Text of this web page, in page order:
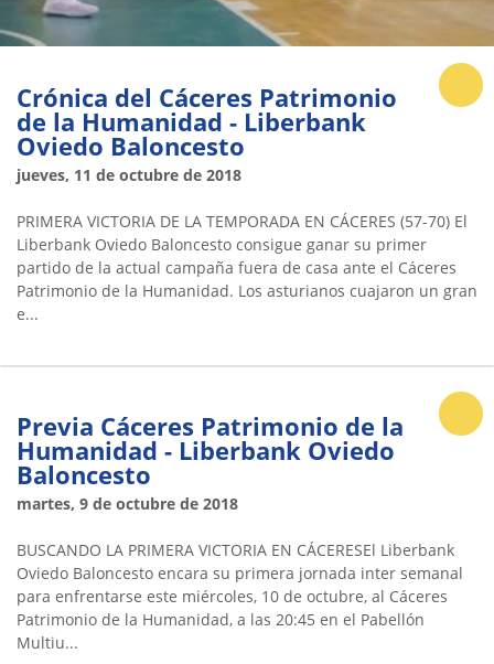
Crónica del Cáceres Patrimonio
de la Humanidad - Liberbank
Oviedo Baloncesto
jueves, 11 de octubre de 2018
PRIMERA VICTORIA DE LA TEMPORADA EN CÁCERES (57-70) El
Liberbank Oviedo Baloncesto consigue ganar su primer
partido de la actual campaña fuera de casa ante el Cáceres
Patrimonio de la Humanidad. Los asturianos cuajaron un gran
e...
Previa Cáceres Patrimonio de la
Humanidad - Liberbank Oviedo
Baloncesto
martes, 9 de octubre de 2018
BUSCANDO LA PRIMERA VICTORIA EN CÁCERESEl Liberbank
Oviedo Baloncesto encara su primera jornada inter semanal
para enfrentarse este miércoles, 10 de octubre, al Cáceres
Patrimonio de la Humanidad, a las 20:45 en el Pabellón
Multiu...